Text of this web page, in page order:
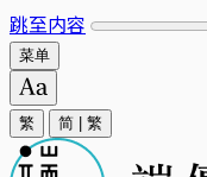
跳至内容
菜单
繁 简 繁